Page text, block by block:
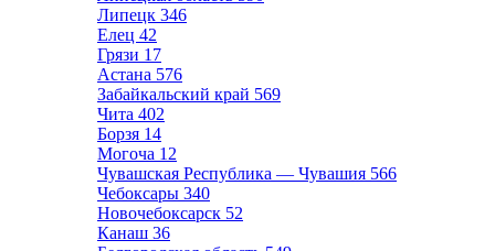
Липецк 346
Елец 42
Грязи 17
Астана 576
Забайкальский край 569
Чита 402
Борзя 14
Могоча 12
Чувашская Республика — Чувашия 566
Чебоксары 340
Новочебоксарск 52
Канаш 36